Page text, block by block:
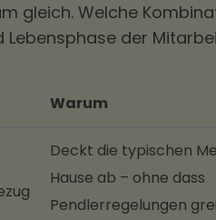
gleich. Welche
der
Warum
Deckt die typischen
Hause ab – ohne dass
Pendlerregelungen